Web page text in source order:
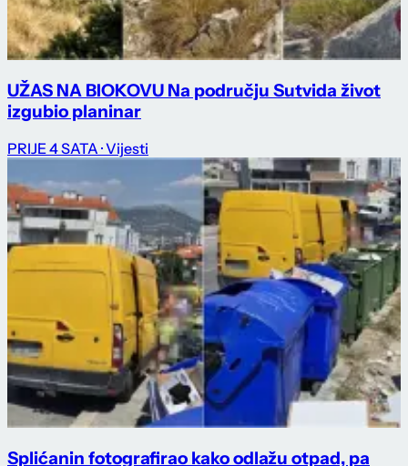
UŽAS NA BIOKOVU Na području Sutvida život
izgubio planinar
PRIJE 4 SATA · Vijesti
Splićanin fotografirao kako odlažu otpad, pa